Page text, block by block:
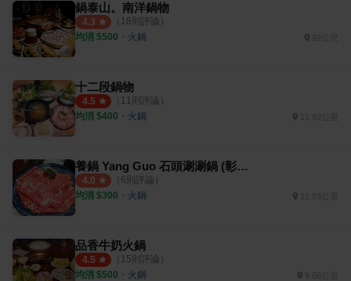
鍋泰山。南洋鍋物
4.3 （ 18則評論）
均消 $500 ・ 火鍋
十二段鍋物
4.5 （ 11則評論）
均消 $400 ・ 火鍋
養鍋 Yang Guo 石頭涮涮鍋 (彰化旗艦店)
4.0 （ 6則評論）
均消 $300 ・ 火鍋
品香牛奶火鍋
4.5 （ 15則評論）
均消 $500 ・ 火鍋